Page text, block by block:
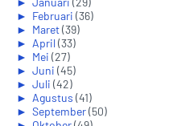
► Februari (36)
► Maret(39)
► April(33)
► Mei (27)
► Juni (45)
► Juli (42)
► Agustus (41)
► September(50)